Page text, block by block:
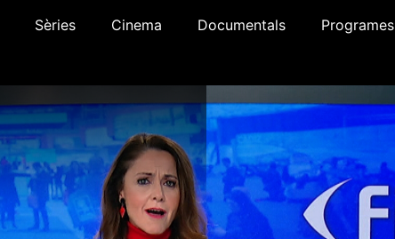
Sèries Cinema Documentals Programes